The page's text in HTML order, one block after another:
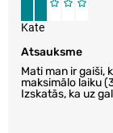
Atsauksme
Mati man ir gaiši,
maksimālo laiku
Izskatās, ka uz
Kate